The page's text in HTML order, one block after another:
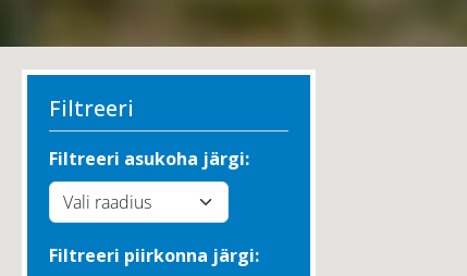
Filtreeri
Filtreeri asukoha järgi:
Filtreeri piirkonna järgi: